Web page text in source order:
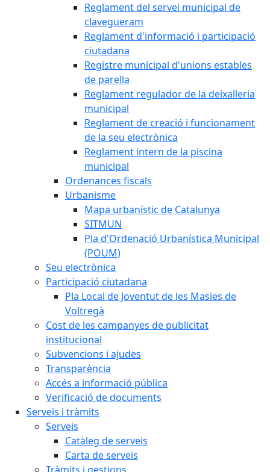
Reglament del servei municipal de
clavegueram
Reglament d'informació i participació
ciutadana
Registre municipal d'unions estables
de parella
Reglament regulador de la deixalleria
municipal
Reglament de creació i funcionament
de la seu electrònica
Reglament intern de la piscina
municipal
Ordenances fiscals
Urbanisme
Mapa urbanístic de Catalunya
SITMUN
Pla d'Ordenació Urbanística Municipal
(POUM)
Seu electrònica
Participació ciutadana
Pla Local de Joventut de les Masies de
Voltregà
Cost de les campanyes de publicitat
institucional
Subvencions i ajudes
Transparència
Accés a informació pública
Verificació de documents
Serveis i tràmits
Serveis
Catàleg de serveis
Carta de serveis